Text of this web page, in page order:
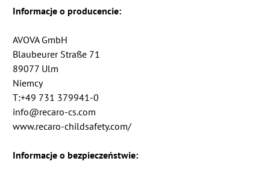
Informacje o producencie:
AVOVA GmbH
Blaubeurer Straße 71
89077 Ulm
Niemcy
T:+49 731 379941-0
info@recaro-cs.com
www.recaro-childsafety.com/
Informacje o bezpieczeństwie: